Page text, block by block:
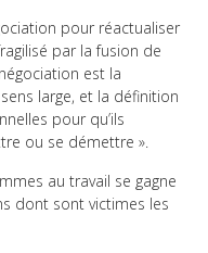
pour réactualiser
par la fusion de
négociation est la
large, et la définition
pour qu’ils
ou se démettre ».
au travail se gagne
dont sont victimes les